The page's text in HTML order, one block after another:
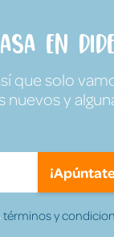
en
que solo
y
términos y